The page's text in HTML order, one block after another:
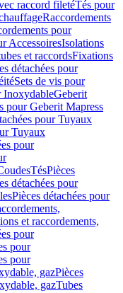
raccord filetéTés pour
Raccordements
pour
AccessoiresIsolations
et raccordsFixations
détachées pour
Sets de vis pour
InoxydableGeberit
pour Geberit Mapress
pour Tuyaux
Tuyaux
pour
TésPièces
détachées pour
Pièces détachées pour
et raccordements,
pour
pour
pour
gazPièces
gazTubes